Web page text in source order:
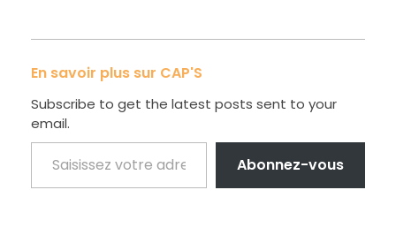
En savoir plus sur CAP'S
Subscribe to get the latest posts sent to your
email.
Abonnez-vous